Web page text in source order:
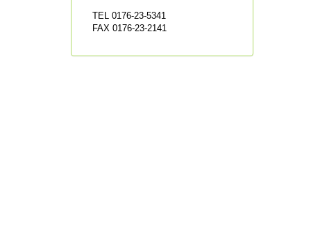
TEL 0176-23-5341
FAX 0176-23-2141